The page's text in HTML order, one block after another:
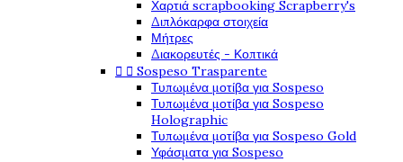
Χαρτιά scrapbooking Scrapberry's
Διπλόκαρφα στοιχεία
Μήτρες
Διακορευτές - Κοπτικά
  Sospeso Trasparente
Τυπωμένα μοτίβα για Sospeso
Τυπωμένα μοτίβα για Sospeso
Holographic
Τυπωμένα μοτίβα για Sospeso Gold
Υφάσματα για Sospeso